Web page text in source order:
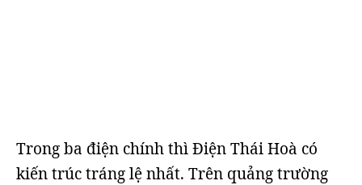
Trong ba điện chính thì Điện Thái Hoà có
kiến trúc tráng lệ nhất. Trên quảng trường